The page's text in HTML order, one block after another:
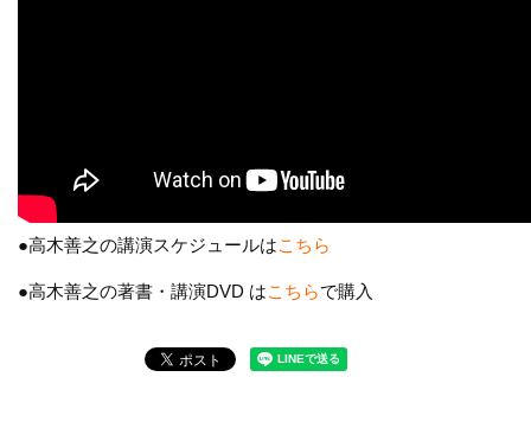
●高木善之の講演スケジュールはこちら
●高木善之の著書・講演DVD はこちらで購入